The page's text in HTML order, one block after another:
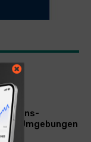
Umgebungen